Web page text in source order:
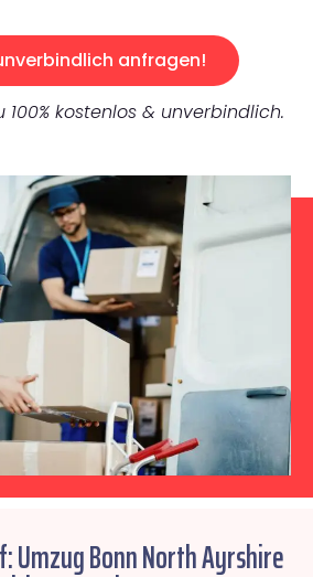
anfragen!
kostenlos & unverbindlich.
Umzug Bonn North Ayrshire